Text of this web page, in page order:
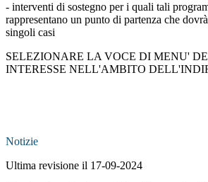
- interventi di sostegno per i quali tali
rappresentano un punto di partenza che
singoli casi
SELEZIONARE LA VOCE DI MENU'
INTERESSE NELL'AMBITO
Notizie
Ultima revisione il 17-09-2024